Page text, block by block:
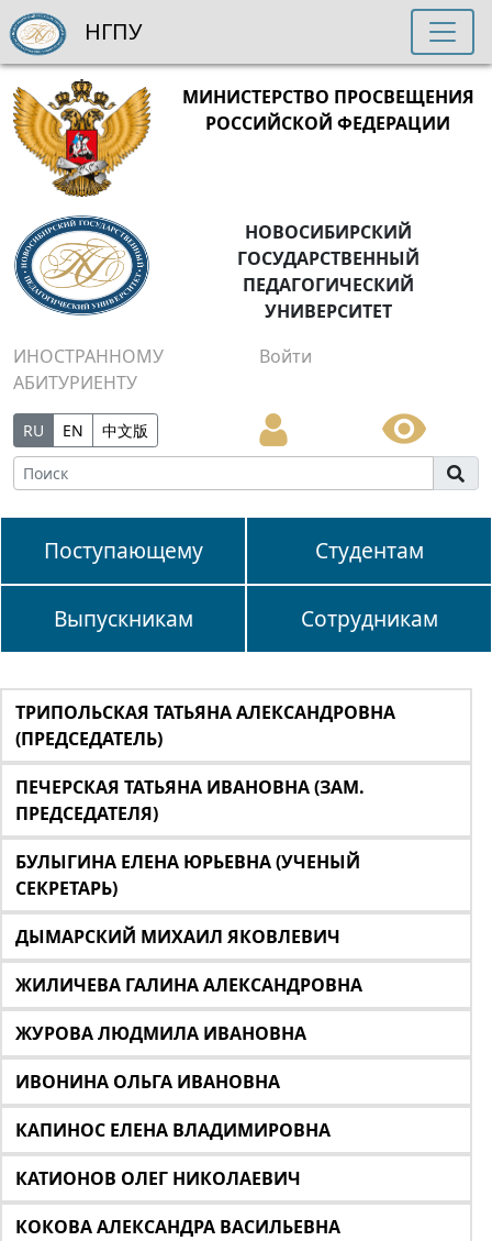
МИНИСТЕРСТВО ПРОСВЕЩЕНИЯ
РОССИЙСКОЙ ФЕДЕРАЦИИ
НОВОСИБИРСКИЙ
ГОСУДАРСТВЕННЫЙ
ПЕДАГОГИЧЕСКИЙ
УНИВЕРСИТЕТ
ИНОСТРАННОМУ
АБИТУРИЕНТУ
Войти
RU EN 中文版
Поступающему Студентам
Выпускникам Сотрудникам
НГПУ
ТРИПОЛЬСКАЯ ТАТЬЯНА АЛЕКСАНДРОВНА
(ПРЕДСЕДАТЕЛЬ)
ПЕЧЕРСКАЯ ТАТЬЯНА ИВАНОВНА (ЗАМ.
ПРЕДСЕДАТЕЛЯ)
БУЛЫГИНА ЕЛЕНА ЮРЬЕВНА (УЧЕНЫЙ
СЕКРЕТАРЬ)
ДЫМАРСКИЙ МИХАИЛ ЯКОВЛЕВИЧ
ЖИЛИЧЕВА ГАЛИНА АЛЕКСАНДРОВНА
ЖУРОВА ЛЮДМИЛА ИВАНОВНА
ИВОНИНА ОЛЬГА ИВАНОВНА
КАПИНОС ЕЛЕНА ВЛАДИМИРОВНА
КАТИОНОВ ОЛЕГ НИКОЛАЕВИЧ
КОКОВА АЛЕКСАНДРА ВАСИЛЬЕВНА